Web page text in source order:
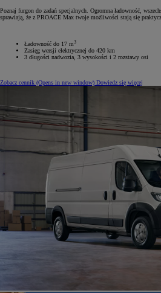
Poznaj furgon do zadań specjalnych. Ogromna ładowność,
sprawiają, że z PROACE Max twoje możliwości stają się
Ładowność do 17 m3
Zasięg wersji elektrycznej do 420 km
3 długości nadwozia, 3 wysokości i 2 rozstawy osi
Zobacz cennik (Opens in new window) Dowiedz się więcej